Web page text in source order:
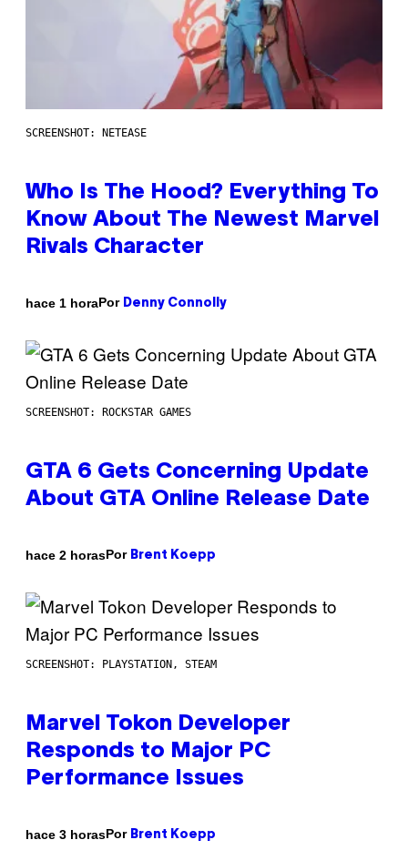
SCREENSHOT: NETEASE
Who Is The Hood? Everything To
Know About The Newest Marvel
Rivals Character
hace 1 horaPor Denny Connolly
SCREENSHOT: ROCKSTAR GAMES
GTA 6 Gets Concerning Update
About GTA Online Release Date
hace 2 horasPor Brent Koepp
SCREENSHOT: PLAYSTATION, STEAM
Marvel Tokon Developer
Responds to Major PC
Performance Issues
hace 3 horasPor Brent Koepp